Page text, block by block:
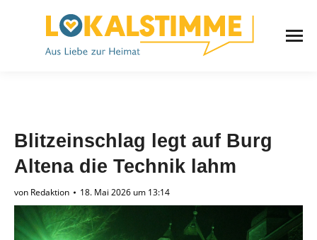
Blitzeinschlag legt auf Burg
Altena die Technik lahm
von Redaktion 18. Mai 2026 um 13:14